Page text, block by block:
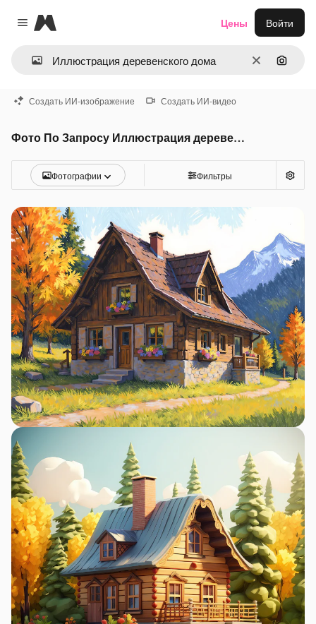
Close menu
Magnific
ОчиститьПоиск
Цены Войти
Создать ИИ-изображение Создать ИИ-видео
Фото По Запросу Иллюстрация деревенского дома
Фотографии Фильтры